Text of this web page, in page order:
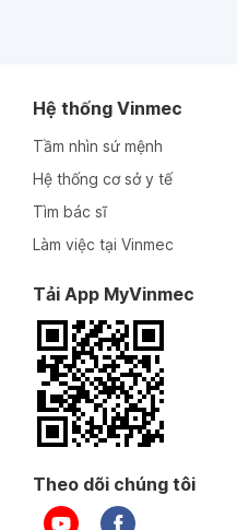
Hệ thống Vinmec
Tầm nhìn sứ mệnh
Hệ thống cơ sở y tế
Tìm bác sĩ
Làm việc tại Vinmec
Tải App MyVinmec
Theo dõi chúng tôi